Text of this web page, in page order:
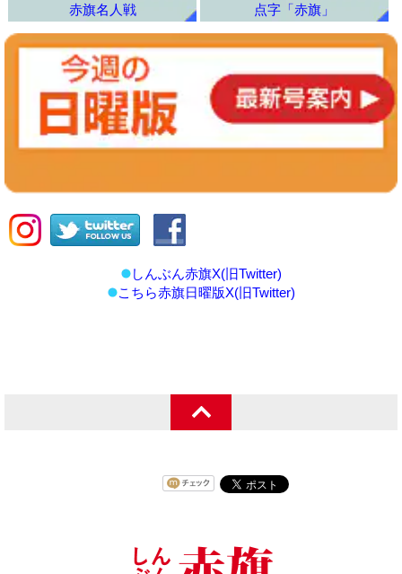
赤旗名人戦
点字「赤旗」
しんぶん赤旗X(旧Twitter)
こちら赤旗日曜版X(旧Twitter)